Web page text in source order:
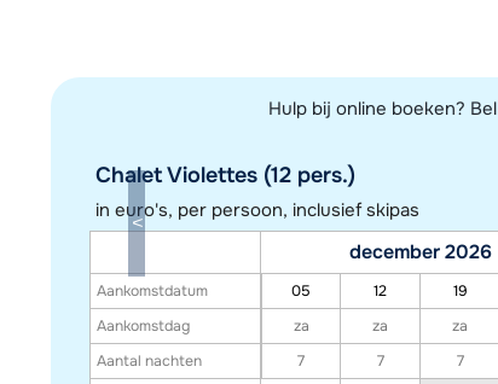
Hulp bij online boeken? Bel
Chalet Violettes (12 pers.)
in euro's, per persoon, inclusief skipas
Aankomstdatum
Aankomstdag
Aantal nachten
december 2026
05 12 19
za
za za
7
7 7